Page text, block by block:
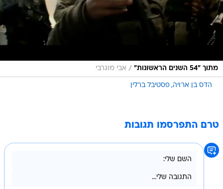
מתוך "54 השנים הראשונות" / אבי מוגרבי
הדס בן ארויה פסטיבל ברלין
טרם התפרסמו תגובות